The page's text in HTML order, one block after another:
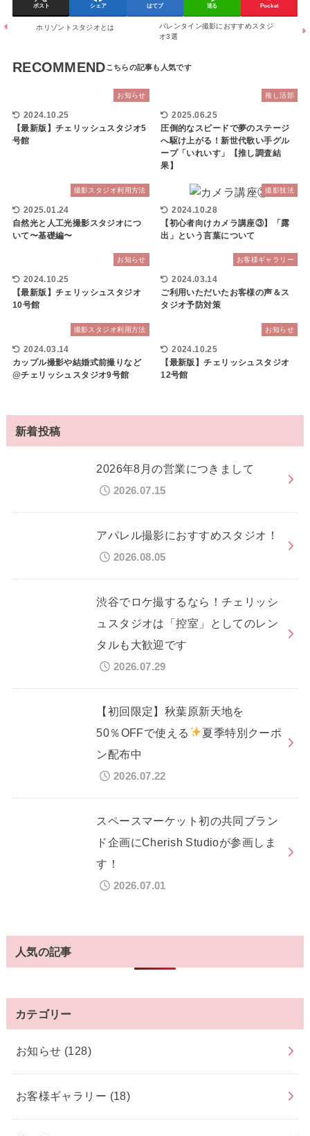
ポスト シェア はてブ 送る Pocket
ホリゾントスタジオとは
バレンタイン撮影におすすめスタジ
オ3選
RECOMMEND
お知らせ
2024.10.25
【最新版】チェリッシュスタジオ5
号館
推し活部
2025.06.25
圧倒的なスピードで夢のステージ
へ駆け上がる！新世代歌い手グル
ープ「いれいす」【推し調査結
果】
撮影スタジオ利用方法
2025.01.24
自然光と人工光撮影スタジオにつ
いて〜基礎編〜
撮影技法
2024.10.28
【初心者向けカメラ講座③】「露
出」という言葉について
お知らせ
2024.10.25
【最新版】チェリッシュスタジオ
10号館
お客様ギャラリー
2024.03.14
ご利用いただいたお客様の声＆ス
タジオ予防対策
撮影スタジオ利用方法
2024.03.14
カップル撮影や結婚式前撮りなど
@チェリッシュスタジオ9号館
お知らせ
2024.10.25
【最新版】チェリッシュスタジオ
12号館
新着投稿
2026年8月の営業につきまして
2026.07.15
アパレル撮影におすすめスタジオ！
2026.08.05
渋谷でロケ撮するなら！チェリッシ
ュスタジオは「控室」としてのレン
タルも大歓迎です
2026.07.29
【初回限定】秋葉原新天地を
50％OFFで使える
夏季特別クーポ
ン配布中
2026.07.22
スペースマーケット初の共同ブラン
ド企画にCherish Studioが参画しま
す！
2026.07.01
人気の記事
カテゴリー
お知らせ (128)
お客様ギャラリー (18)